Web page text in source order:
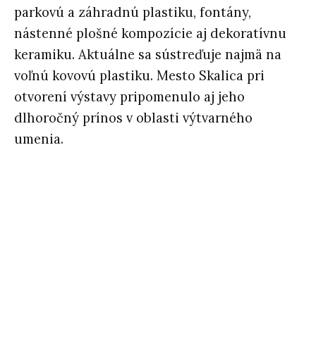
parkovú a záhradnú plastiku, fontány,
nástenné plošné kompozície aj dekoratívnu
keramiku. Aktuálne sa sústreďuje najmä na
voľnú kovovú plastiku. Mesto Skalica pri
otvorení výstavy pripomenulo aj jeho
dlhoročný prínos v oblasti výtvarného
umenia.